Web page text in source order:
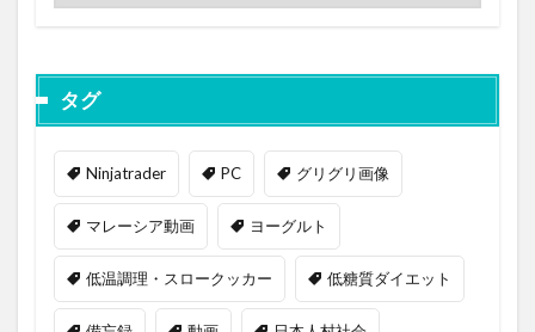
タグ
Ninjatrader PC グリグリ画像
マレーシア動画 ヨーグルト
低温調理・スロークッカー 低糖質ダイエット